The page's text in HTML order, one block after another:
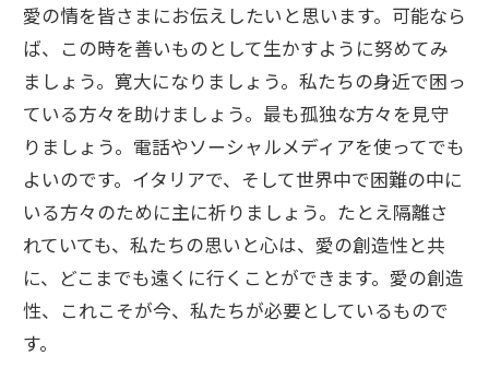
愛の情を皆さまにお伝えしたいと思います。可能なら
ば、この時を善いものとして生かすように努めてみ
ましょう。寛大になりましょう。私たちの身近で困っ
ている方々を助けましょう。最も孤独な方々を見守
りましょう。電話やソーシャルメディアを使ってでも
よいのです。イタリアで、そして世界中で困難の中に
いる方々のために主に祈りましょう。たとえ隔離さ
れていても、私たちの思いと心は、愛の創造性と共
に、どこまでも遠くに行くことができます。愛の創造
性、これこそが今、私たちが必要としているもので
す。